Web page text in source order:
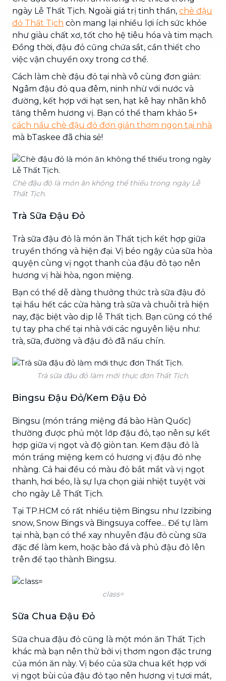
ngày Lễ Thất Tịch. Ngoài giá trị tinh thần, chè đậu
đỏ Thất Tịch còn mang lại nhiều lợi ích sức khỏe
như giàu chất xơ, tốt cho hệ tiêu hóa và tim mạch.
Đồng thời, đậu đỏ cũng chứa sắt, cần thiết cho
việc vận chuyển oxy trong cơ thể.
Cách làm chè đậu đỏ tại nhà vô cùng đơn giản:
Ngâm đậu đỏ qua đêm, ninh nhừ với nước và
đường, kết hợp với hạt sen, hạt kê hay nhãn khô
tăng thêm hương vị. Bạn có thể tham khảo 5+
cách nấu chè đậu đỏ đơn giản thơm ngon tại nhà
mà bTaskee đã chia sẻ!
Chè đậu đỏ là món ăn không thể thiếu trong ngày Lễ
Thất Tịch.
Trà Sữa Đậu Đỏ
Trà sữa đậu đỏ là món ăn Thất tịch kết hợp giữa
truyền thống và hiện đại. Vị béo ngậy của sữa hòa
quyện cùng vị ngọt thanh của đậu đỏ tạo nên
hương vị hài hòa, ngon miệng.
Bạn có thể dễ dàng thưởng thức trà sữa đậu đỏ
tại hầu hết các cửa hàng trà sữa và chuỗi trà hiện
nay, đặc biệt vào dịp lễ Thất tịch. Bạn cũng có thể
tự tay pha chế tại nhà với các nguyên liệu như:
trà, sữa, đường và đậu đỏ đã nấu chín.
Trà sữa đậu đỏ làm mới thực đơn Thất Tịch.
Bingsu Đậu Đỏ/Kem Đậu Đỏ
Bingsu (món tráng miệng đá bào Hàn Quốc)
thường được phủ một lớp đậu đỏ, tạo nên sự kết
hợp giữa vị ngọt và độ giòn tan. Kem đậu đỏ là
món tráng miệng kem có hương vị đậu đỏ nhẹ
nhàng. Cả hai đều có màu đỏ bắt mắt và vị ngọt
thanh, hơi béo, là sự lựa chọn giải nhiệt tuyệt vời
cho ngày Lễ Thất Tịch.
Tại TP.HCM có rất nhiều tiệm Bingsu như Izzibing
snow, Snow Bings và Bingsuya coffee... Để tự làm
tại nhà, bạn có thể xay nhuyễn đậu đỏ cùng sữa
đặc để làm kem, hoặc bào đá và phủ đậu đỏ lên
trên để tạo thành Bingsu.
class=
Sữa Chua Đậu Đỏ
Sữa chua đậu đỏ cũng là một món ăn Thất Tịch
khác mà bạn nên thử bởi vị thơm ngon đặc trưng
của món ăn này. Vị béo của sữa chua kết hợp với
vị ngọt bùi của đậu đỏ tạo nên hương vị tươi mát,